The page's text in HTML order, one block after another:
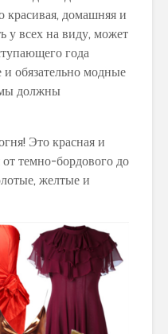
красивая, домашняя и
у всех на виду, может
года
и обязательно модные
должны
Это красная и
темно-бордового до
желтые и